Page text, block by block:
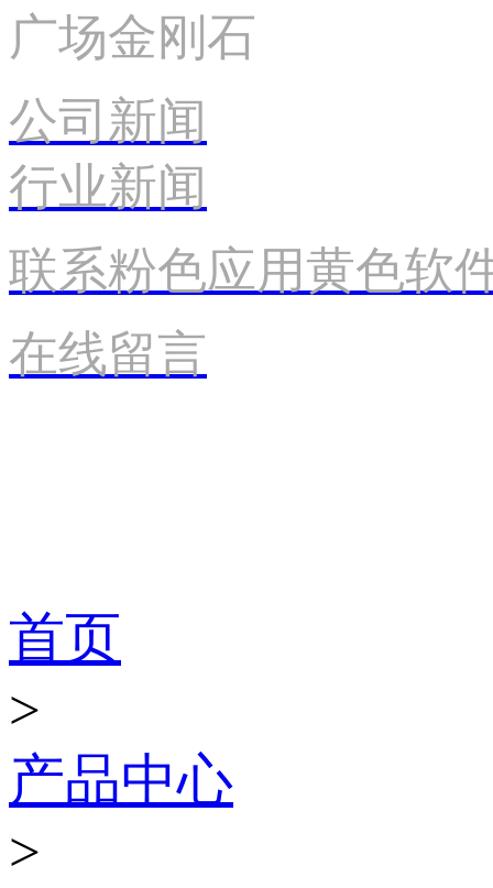
广场金刚石
公司新闻
行业新闻
联系粉色应用黄色软
在线留言
首页
>
产品中心
>